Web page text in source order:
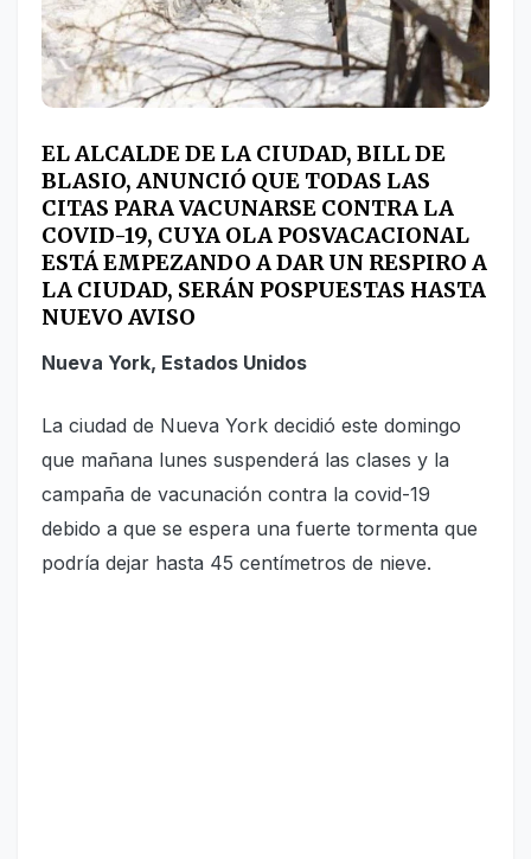
EL ALCALDE DE LA CIUDAD, BILL DE
BLASIO, ANUNCIÓ QUE TODAS LAS
CITAS PARA VACUNARSE CONTRA LA
COVID-19, CUYA OLA POSVACACIONAL
ESTÁ EMPEZANDO A DAR UN RESPIRO A
LA CIUDAD, SERÁN POSPUESTAS HASTA
NUEVO AVISO
Nueva York, Estados Unidos
La ciudad de Nueva York decidió este domingo
que mañana lunes suspenderá las clases y la
campaña de vacunación contra la covid-19
debido a que se espera una fuerte tormenta que
podría dejar hasta 45 centímetros de nieve.